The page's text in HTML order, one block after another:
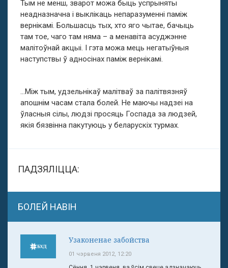
Тым не менш, зварот можа быць успрыняты
неадназначна і выклікаць непаразуменні паміж
вернікамі. Большасць тых, хто яго чытае, бачыць
там тое, чаго там няма – а менавіта асуджэнне
малітоўнай акцыі. І гэта можа мець негатыўныя
наступствы ў адносінах паміж вернікамі.
…Між тым, удзельнікаў малітваў за палітвязняў
апошнім часам стала болей. Не маючы надзеі на
ўласныя сілы, людзі просяць Госпада за людзей,
якія бязвінна пакутуюць у беларускіх турмах.
ПАДЗЯЛІЦЦА:
БОЛЕЙ НАВІН
Узаконенае забойства
01 чэрвеня 2012, 12:20